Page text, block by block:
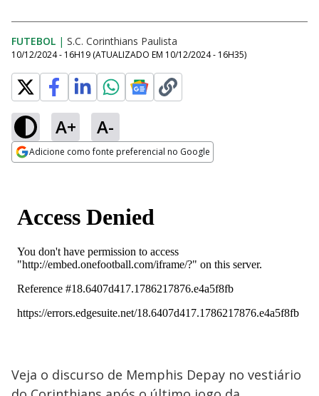
FUTEBOL | S.C. Corinthians Paulista
10/12/2024 - 16H19 (ATUALIZADO EM 10/12/2024 - 16H35)
A+ A-
Adicione como fonte preferencial no Google
Veja o discurso de Memphis Depay no vestiário